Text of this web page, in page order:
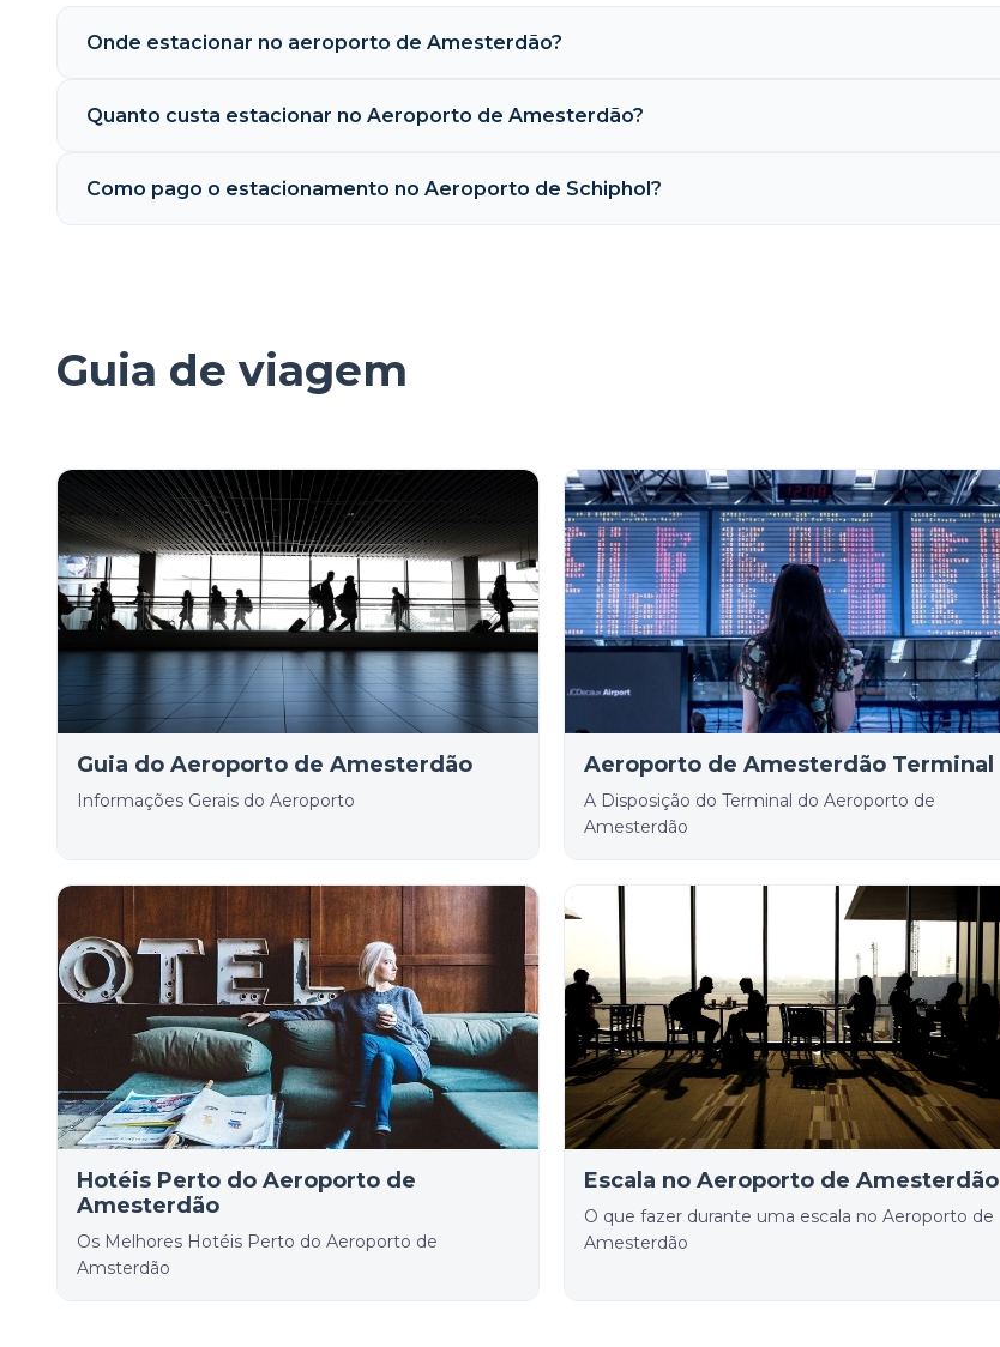
Onde estacionar no aeroporto de Amesterdão?
Quanto custa estacionar no Aeroporto de Amesterdão?
Como pago o estacionamento no Aeroporto de Schiphol?
Guia de viagem
Guia do Aeroporto de Amesterdão
Informações Gerais do Aeroporto
Aeroporto de Amesterdão Terminal
A Disposição do Terminal do Aeroporto de
Amesterdão
Hotéis Perto do Aeroporto de
Amesterdão
Os Melhores Hotéis Perto do Aeroporto de
Amsterdão
Escala no Aeroporto de Amesterdão
O que fazer durante uma escala no Aeroporto de
Amesterdão